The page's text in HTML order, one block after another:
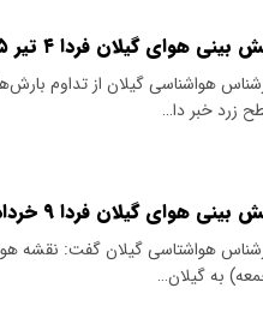
هوای گیلان فردا ۴ تیر ۱۴۰۵/ تداوم بارش های پراکنده
هواشناسی گیلان از تداوم
زرد خبر دا…
هوای گیلان فردا ۹ خرداد ۱۴۰۵/ ورود سامانه بارشی جدید
هواشتاسی گیلان گفت: نقشه‌
به گیلان…